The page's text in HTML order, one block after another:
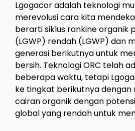
Lgogacor adalah teknologi
merevolusi cara kita
berarti siklus rankine organik
(LGWP) rendah (LGWP) dan
generasi berikutnya untuk
bersih. Teknologi ORC telah
beberapa waktu, tetapi
ke tingkat berikutnya dengan
cairan organik dengan
global yang rendah untuk